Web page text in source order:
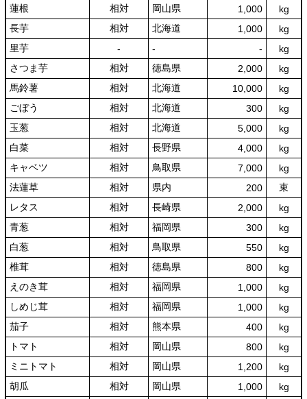
蓮根
相対 岡山県 1,000
kg
長芋
相対 北海道 1,000
kg
里芋
‐ ‐ ‐
kg
さつま芋
相対 徳島県 2,000
kg
馬鈴薯
相対 北海道 10,000
kg
ごぼう
相対 北海道 300
kg
玉葱
相対 北海道 5,000
kg
白菜
相対 長野県 4,000
kg
キャベツ
相対 鳥取県 7,000
kg
法蓮草
相対 県内 200
束
レタス
相対 長崎県 2,000
kg
青葱
相対 福岡県 300
kg
白葱
相対 鳥取県 550
kg
椎茸
相対 徳島県 800
kg
えのき茸
相対 福岡県 1,000
kg
しめじ茸
相対 福岡県 1,000
kg
茄子
相対 熊本県 400
kg
トマト
相対 岡山県 800
kg
ミニトマト
相対 岡山県 1,200
kg
胡瓜
相対 岡山県 1,000
kg